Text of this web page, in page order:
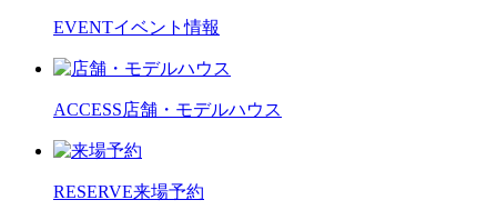
EVENTイベント情報
ACCESS店舗・モデルハウス
RESERVE来場予約